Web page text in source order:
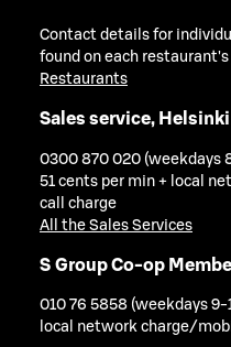
Contact details for
found on each
Restaurants
Sales service,
0300 870 020 (weekdays
51 cents per min + local
call charge
All the Sales Services
S Group Co-op
010 76 5858 (weekdays 9-
local network charge/